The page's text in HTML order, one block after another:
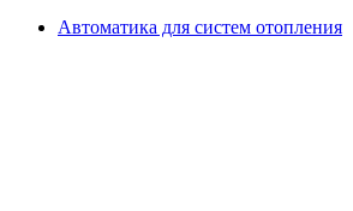
Автоматика для систем отопления